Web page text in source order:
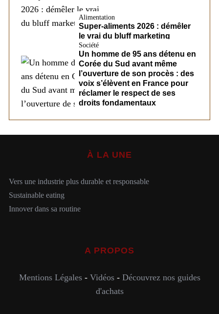
Alimentation
Super-aliments 2026 : démêler
le vrai du bluff marketing
Société
Un homme de 95 ans détenu en
Corée du Sud avant même
l’ouverture de son procès : des
voix s’élèvent en France pour
réclamer le respect de ses
droits fondamentaux
À LA UNE
Vers une industrie plus durable et responsable
Sustainable eating
Innover dans sa routine
A PROPOS
Mentions Légales- Vidéos- Découvrez nos guides
d'achats